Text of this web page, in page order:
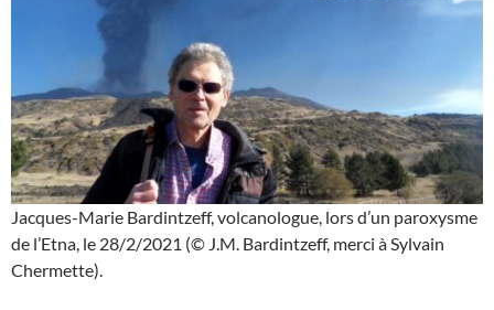
Jacques-Marie Bardintzeff, volcanologue, lors d’un paroxysme
de l’Etna, le 28/2/2021 (© J.M. Bardintzeff, merci à Sylvain
Chermette).